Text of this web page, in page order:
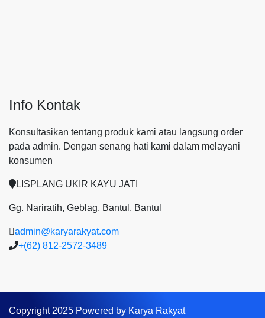
Info Kontak
Konsultasikan tentang produk kami atau langsung order
pada admin. Dengan senang hati kami dalam melayani
konsumen
LISPLANG UKIR KAYU JATI
Gg. Nariratih, Geblag, Bantul, Bantul
admin@karyarakyat.com
+(62) 812-2572-3489
Copyright 2025 Powered by Karya Rakyat